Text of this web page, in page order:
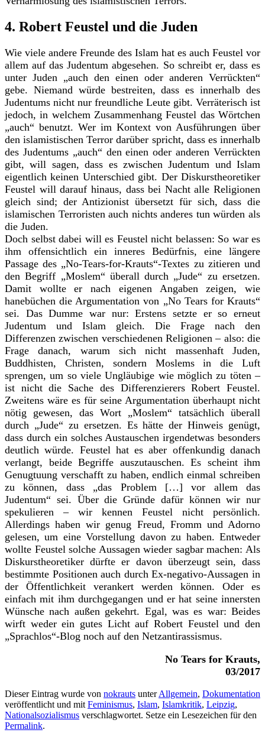
4. Robert Feustel und die Juden
Wie viele andere Freunde des Islam hat es auch Feustel vor
allem auf das Judentum abgesehen. So schreibt er, dass es
unter Juden „auch den einen oder anderen Verrückten“
gebe. Niemand würde bestreiten, dass es innerhalb des
Judentums nicht nur freundliche Leute gibt. Verräterisch ist
jedoch, in welchem Zusammenhang Feustel das Wörtchen
„auch“ benutzt. Wer im Kontext von Ausführungen über
den islamistischen Terror darüber spricht, dass es innerhalb
des Judentums „auch“ den einen oder anderen Verrückten
gibt, will sagen, dass es zwischen Judentum und Islam
eigentlich keinen Unterschied gibt. Der Diskurstheoretiker
Feustel will darauf hinaus, dass bei Nacht alle Religionen
gleich sind; der Antizionist übersetzt für sich, dass die
islamischen Terroristen auch nichts anderes tun würden als
die Juden.
Doch selbst dabei will es Feustel nicht belassen: So war es
ihm offensichtlich ein inneres Bedürfnis, eine längere
Passage des „No-Tears-for-Krauts“-Textes zu zitieren und
den Begriff „Moslem“ überall durch „Jude“ zu ersetzen.
Damit wollte er nach eigenen Angaben zeigen, wie
hanebüchen die Argumentation von „No Tears for Krauts“
sei. Das Dumme war nur: Erstens setzte er so erneut
Judentum und Islam gleich. Die Frage nach den
Differenzen zwischen verschiedenen Religionen – also: die
Frage danach, warum sich nicht massenhaft Juden,
Buddhisten, Christen, sondern Moslems in die Luft
sprengen, um so viele Ungläubige wie möglich zu töten –
ist nicht die Sache des Differenzierers Robert Feustel.
Zweitens wäre es für seine Argumentation überhaupt nicht
nötig gewesen, das Wort „Moslem“ tatsächlich überall
durch „Jude“ zu ersetzen. Es hätte der Hinweis genügt,
dass durch ein solches Austauschen irgendetwas besonders
deutlich würde. Feustel hat es aber offenkundig danach
verlangt, beide Begriffe auszutauschen. Es scheint ihm
Genugtuung verschafft zu haben, endlich einmal schreiben
zu können, dass „das Problem […] vor allem das
Judentum“ sei. Über die Gründe dafür können wir nur
spekulieren – wir kennen Feustel nicht persönlich.
Allerdings haben wir genug Freud, Fromm und Adorno
gelesen, um eine Vorstellung davon zu haben. Entweder
wollte Feustel solche Aussagen wieder sagbar machen: Als
Diskurstheoretiker dürfte er davon überzeugt sein, dass
bestimmte Positionen auch durch Ex-negativo-Aussagen in
der Öffentlichkeit verankert werden können. Oder es
einfach mit ihm durchgegangen und er hat seine innersten
Wünsche nach außen gekehrt. Egal, was es war: Beides
wirft weder ein gutes Licht auf Robert Feustel und den
„Sprachlos“-Blog noch auf den Netzantirassismus.
No Tears for Krauts,
03/2017
Dieser Eintrag wurde von nokrauts unterAllgemein, Dokumentation
veröffentlicht und mit Feminismus, Islam, Islamkritik, Leipzig,
Nationalsozialismus verschlagwortet. Setze ein Lesezeichen für den
Permalink.